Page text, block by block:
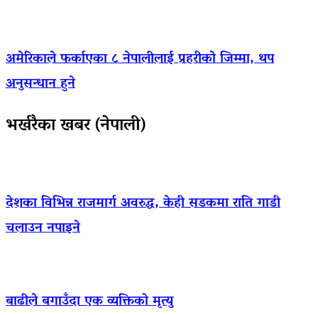
अमेरिकाले फर्काएका ८ नेपालीलाई प्रहरीको जिम्मा, थप
अनुसन्धान हुने
भर्खरैका खबर (नेपाली)
देशका विभिन्न राजमार्ग अवरुद्ध, केही सडकमा राति गाडी
चलाउन नपाइने
बाढीले बगाउँदा एक व्यक्तिको मृत्यु